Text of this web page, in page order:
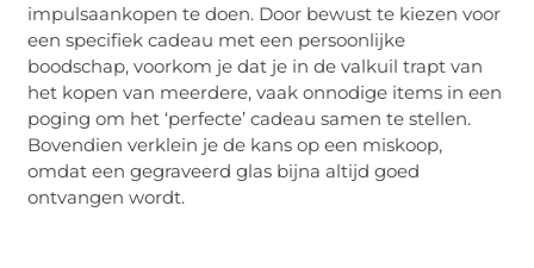
impulsaankopen te doen. Door bewust te kiezen voor
een specifiek cadeau met een persoonlijke
boodschap, voorkom je dat je in de valkuil trapt van
het kopen van meerdere, vaak onnodige items in een
poging om het ‘perfecte’ cadeau samen te stellen.
Bovendien verklein je de kans op een miskoop,
omdat een gegraveerd glas bijna altijd goed
ontvangen wordt.